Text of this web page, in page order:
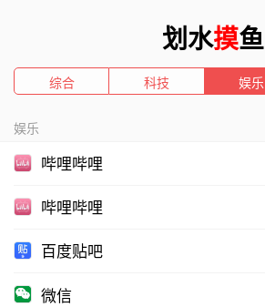
划水摸鱼
综合 科技 娱乐
娱乐
哔哩哔哩
哔哩哔哩
百度贴吧
微信